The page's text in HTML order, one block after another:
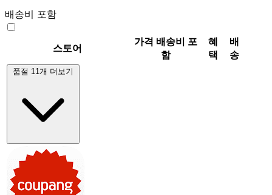
배송비 포함
스토어
가격 배송비 포
함
혜
택
배
송
품절 11개 더보기